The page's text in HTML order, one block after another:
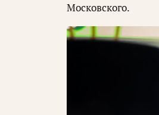
Московского.